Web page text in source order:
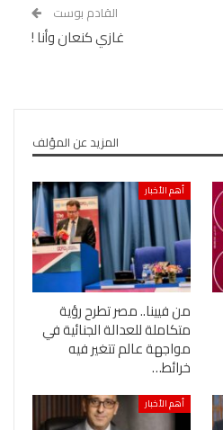
القادم بوست
غازي كنعان وأنا !
المزيد عن المؤلف
أهم الأخبار
من فيينا.. مصر تطرح رؤية
متكاملة للعدالة الجنائية في
مواجهة عالم تتغير فيه
خرائط…
أهم الأخبار